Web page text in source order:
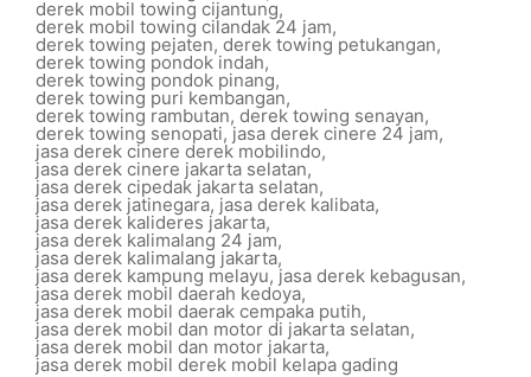
derek mobil towing cijantung,
derek mobil towing cilandak 24 jam,
derek towing pejaten, derek towing petukangan,
derek towing pondok indah,
derek towing pondok pinang,
derek towing puri kembangan,
derek towing rambutan, derek towing senayan,
derek towing senopati,jasa derek cinere 24 jam,
jasa derek cinere derek mobilindo,
jasa derek cinere jakarta selatan,
jasa derek cipedak jakarta selatan,
jasa derek jatinegara, jasa derek kalibata,
jasa derek kalideres jakarta,
jasa derek kalimalang 24 jam,
jasa derek kalimalang jakarta,
jasa derek kampung melayu, jasa derek kebagusan,
jasa derek mobil daerah kedoya,
jasa derek mobil daerak cempaka putih,
jasa derek mobil dan motor di jakarta selatan,
jasa derek mobil dan motor jakarta,
jasa derek mobil derek mobil kelapa gading